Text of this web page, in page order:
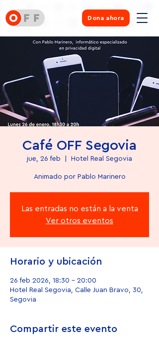
Dona ahora
Café OFF Segovia
jue, 26 feb Hotel Real Segovia
Animado por Pablo Marinero
Las entradas no están a la venta
Ver otros eventos
Horario y ubicación
26 feb 2026, 18:30 – 20:00
Hotel Real Segovia, Calle Juan Bravo, 30,
Segovia
Compartir este evento